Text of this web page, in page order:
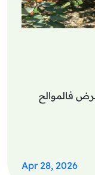
فالموالح
Apr 28, 2026